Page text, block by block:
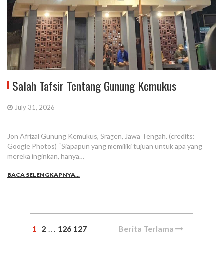
Salah Tafsir Tentang Gunung Kemukus
July 31, 2026
Jon Afrizal Gunung Kemukus, Sragen, Jawa Tengah. (credits:
Google Photos) “Siapapun yang memiliki tujuan untuk apa yang
mereka inginkan, hanya…
BACA SELENGKAPNYA...
1 2 … 126 127 Berita Terlama